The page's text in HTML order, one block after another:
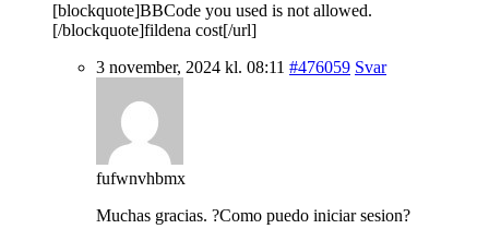
[blockquote]BBCode you used is not allowed.
[/blockquote]fildena cost[/url]
3 november, 2024 kl. 08:11 #476059 Svar
fufwnvhbmx
Muchas gracias. ?Como puedo iniciar sesion?